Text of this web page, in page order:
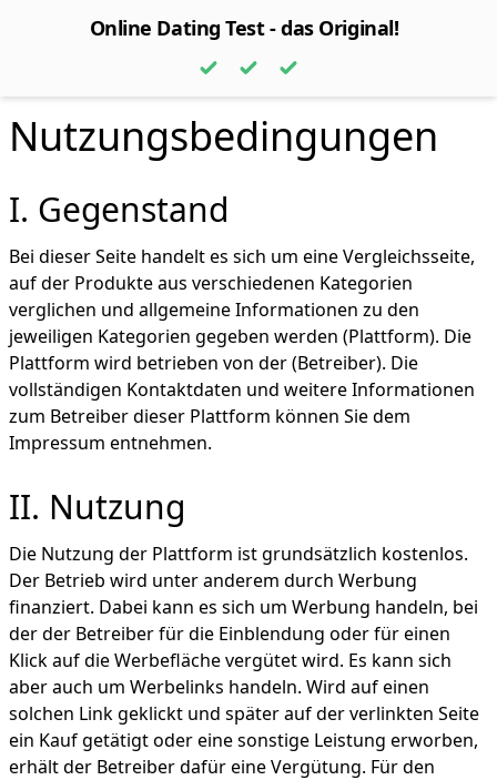
Online Dating Test - das Original!
Nutzungsbedingungen
I. Gegenstand
Bei dieser Seite handelt es sich um eine Vergleichsseite,
auf der Produkte aus verschiedenen Kategorien
verglichen und allgemeine Informationen zu den
jeweiligen Kategorien gegeben werden (Plattform). Die
Plattform wird betrieben von der (Betreiber). Die
vollständigen Kontaktdaten und weitere Informationen
zum Betreiber dieser Plattform können Sie dem
Impressum entnehmen.
II. Nutzung
Die Nutzung der Plattform ist grundsätzlich kostenlos.
Der Betrieb wird unter anderem durch Werbung
finanziert. Dabei kann es sich um Werbung handeln, bei
der der Betreiber für die Einblendung oder für einen
Klick auf die Werbefläche vergütet wird. Es kann sich
aber auch um Werbelinks handeln. Wird auf einen
solchen Link geklickt und später auf der verlinkten Seite
ein Kauf getätigt oder eine sonstige Leistung erworben,
erhält der Betreiber dafür eine Vergütung. Für den